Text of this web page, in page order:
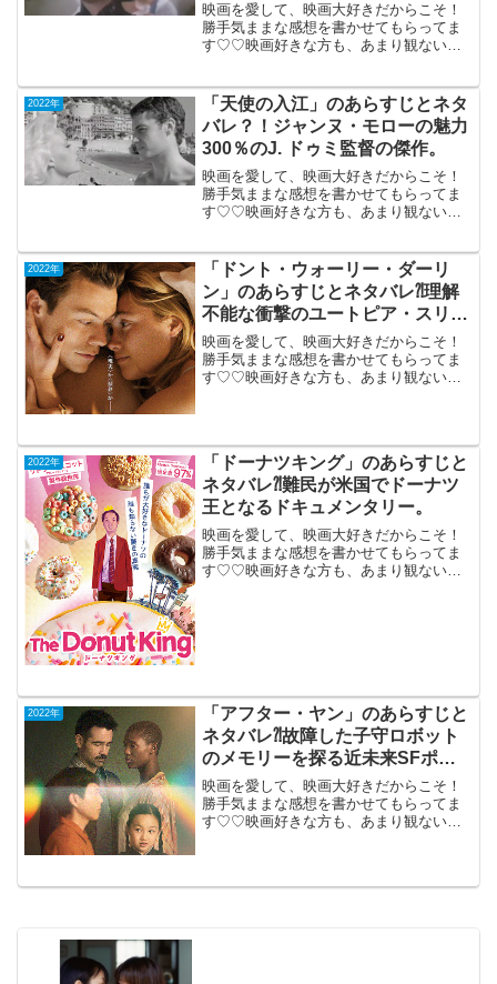
映画を愛して、映画大好きだからこそ！
勝手気ままな感想を書かせてもらってま
す♡♡映画好きな方も、あまり観ない方
分）機内鑑賞男女2人の魅力がたまらない
王道...
2022年
「天使の入江」のあらすじとネタ
バレ？！ジャンヌ・モローの魅力
300％のJ. ドゥミ監督の傑作。
映画を愛して、映画大好きだからこそ！
勝手気ままな感想を書かせてもらってま
す♡♡映画好きな方も、あまり観ない方
賞》ジャンヌ・モローの魅力300％のJ.
ドゥミ監...
2022年
「ドント・ウォーリー・ダーリ
ン」のあらすじとネタバレ⁈理解
不能な衝撃のユートピア・スリラ
ー。
映画を愛して、映画大好きだからこそ！
勝手気ままな感想を書かせてもらってま
す♡♡映画好きな方も、あまり観ない方
ユ...
2022年
「ドーナツキング」のあらすじと
ネタバレ⁈難民が米国でドーナツ
王となるドキュメンタリー。
映画を愛して、映画大好きだからこそ！
勝手気ままな感想を書かせてもらってま
す♡♡映画好きな方も、あまり観ない方
2022年
「アフター・ヤン」のあらすじと
ネタバレ⁈故障した子守ロボット
のメモリーを探る近未来SFポエ
ム。
映画を愛して、映画大好きだからこそ！
勝手気ままな感想を書かせてもらってま
す♡♡映画好きな方も、あまり観ない方
SFポエ...